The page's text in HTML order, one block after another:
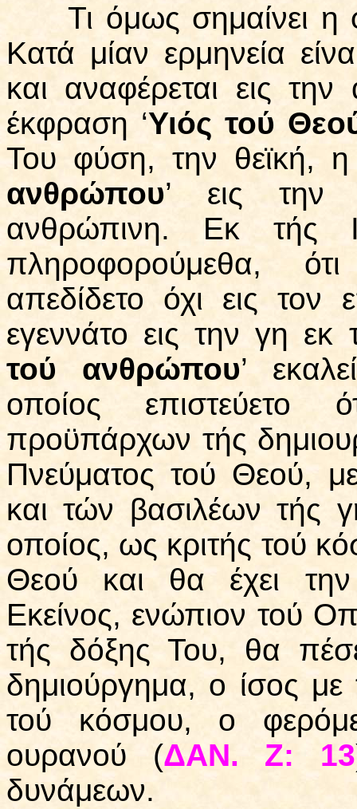
Τι όμως σημαίνει η
Κατά μίαν ερμηνεία
και αναφέρεται εις
έκφραση ‘Υιός τού
Του φύση, την θεϊκή,
ανθρώπου’ εις την
ανθρώπινη. Εκ τής
πληροφορούμεθα,
απεδίδετο όχι εις
εγεννάτο εις την γη
τού ανθρώπου’
οποίος επιστεύετο
προϋπάρχων τής
Πνεύματος τού Θεού,
και τών βασιλέων τής
οποίος, ως κριτής τού
Θεού και θα έχει
Εκείνος, ενώπιον τού
τής δόξης Του, θα
δημιούργημα, ο ίσος με
τού κόσμου, ο
ουρανού (ΔΑΝ. Ζ: 13
δυνάμεων.